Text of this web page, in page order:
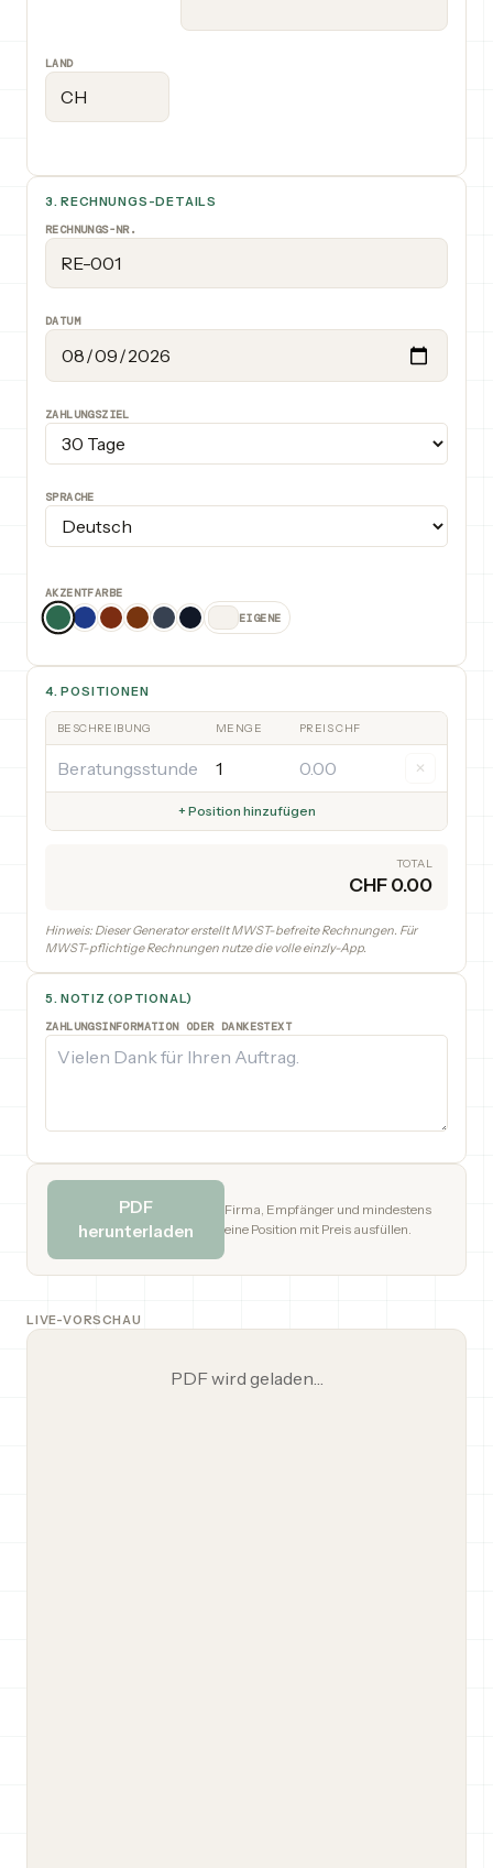
LAND
3. RECHNUNGS-DETAILS
RECHNUNGS-NR.
DATUM
ZAHLUNGSZIEL
SPRACHE
AKZENTFARBE
EIGENE
4. POSITIONEN
BESCHREIBUNG MENGE PREIS CHF
✕
+ Position hinzufügen
TOTAL
CHF 0.00
Hinweis: Dieser Generator erstellt MWST-befreite Rechnungen. Für
MWST-pflichtige Rechnungen nutze die volle einzly-App.
5. NOTIZ (OPTIONAL)
ZAHLUNGSINFORMATION ODER DANKESTEXT
PDF
herunterladen
Firma, Empfänger und mindestens
eine Position mit Preis ausfüllen.
LIVE-VORSCHAU
PDF wird geladen…